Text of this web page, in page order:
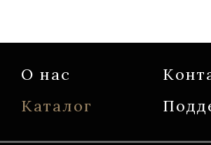
О нас
Каталог